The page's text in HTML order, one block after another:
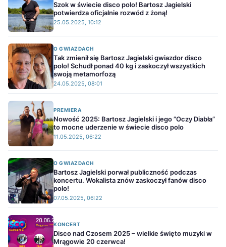
Szok w świecie disco polo! Bartosz Jagielski
potwierdza oficjalnie rozwód z żoną!
25.05.2025, 10:12
O GWIAZDACH
Tak zmienił się Bartosz Jagielski gwiazdor disco
polo! Schudł ponad 40 kg i zaskoczył wszystkich
swoją metamorfozą
24.05.2025, 08:01
PREMIERA
Nowość 2025: Bartosz Jagielski i jego ”Oczy Diabła”
to mocne uderzenie w świecie disco polo
11.05.2025, 06:22
O GWIAZDACH
Bartosz Jagielski porwał publiczność podczas
koncertu. Wokalista znów zaskoczył fanów disco
polo!
07.05.2025, 06:22
KONCERT
Disco nad Czosem 2025 – wielkie święto muzyki w
Mrągowie 20 czerwca!